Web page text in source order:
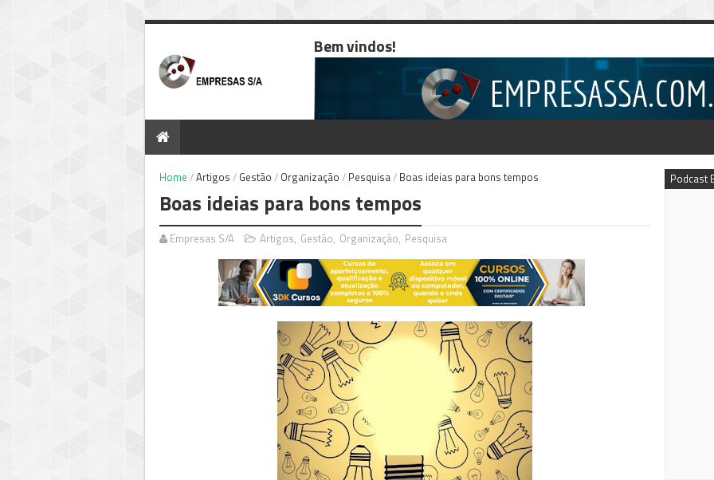
Bem vindos!
Home /Artigos / Gestão / Organização / Pesquisa/ Boas ideias para bons tempos
Boas ideias para bons tempos
Empresas S/A Artigos, Gestão, Organização, Pesquisa
Podcast